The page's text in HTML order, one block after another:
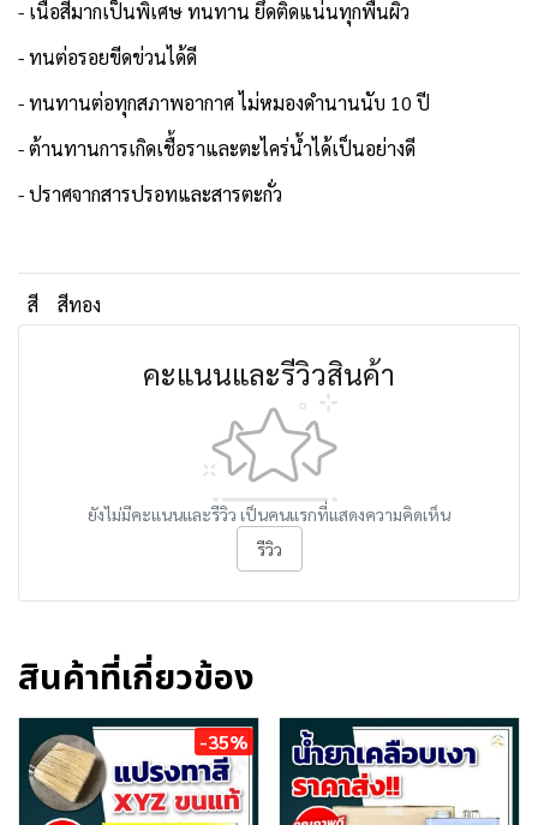
- เนื้อสีมากเป็นพิเศษ ทนทาน ยึดติดแน่นทุกพื้นผิว
- ทนต่อรอยขีดข่วนได้ดี
- ทนทานต่อทุกสภาพอากาศ ไม่หมองดำนานนับ 10 ปี
- ต้านทานการเกิดเชื้อราและตะไคร่น้ำได้เป็นอย่างดี
- ปราศจากสารปรอทและสารตะกั่ว
สี สีทอง
คะแนนและรีวิวสินค้า
ยังไม่มีคะแนนและรีวิว เป็นคนแรกที่แสดงความคิดเห็น
รีวิว
สินค้าที่เกี่ยวข้อง
-35%